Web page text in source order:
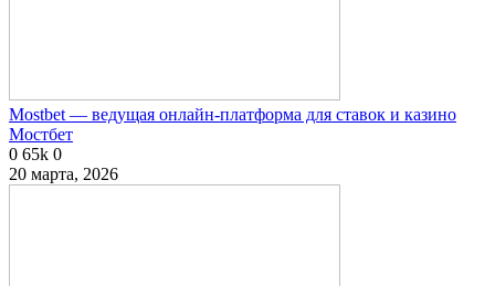
Mostbet — ведущая онлайн-платформа для ставок и казино
Мостбет
0 65k 0
20 марта, 2026